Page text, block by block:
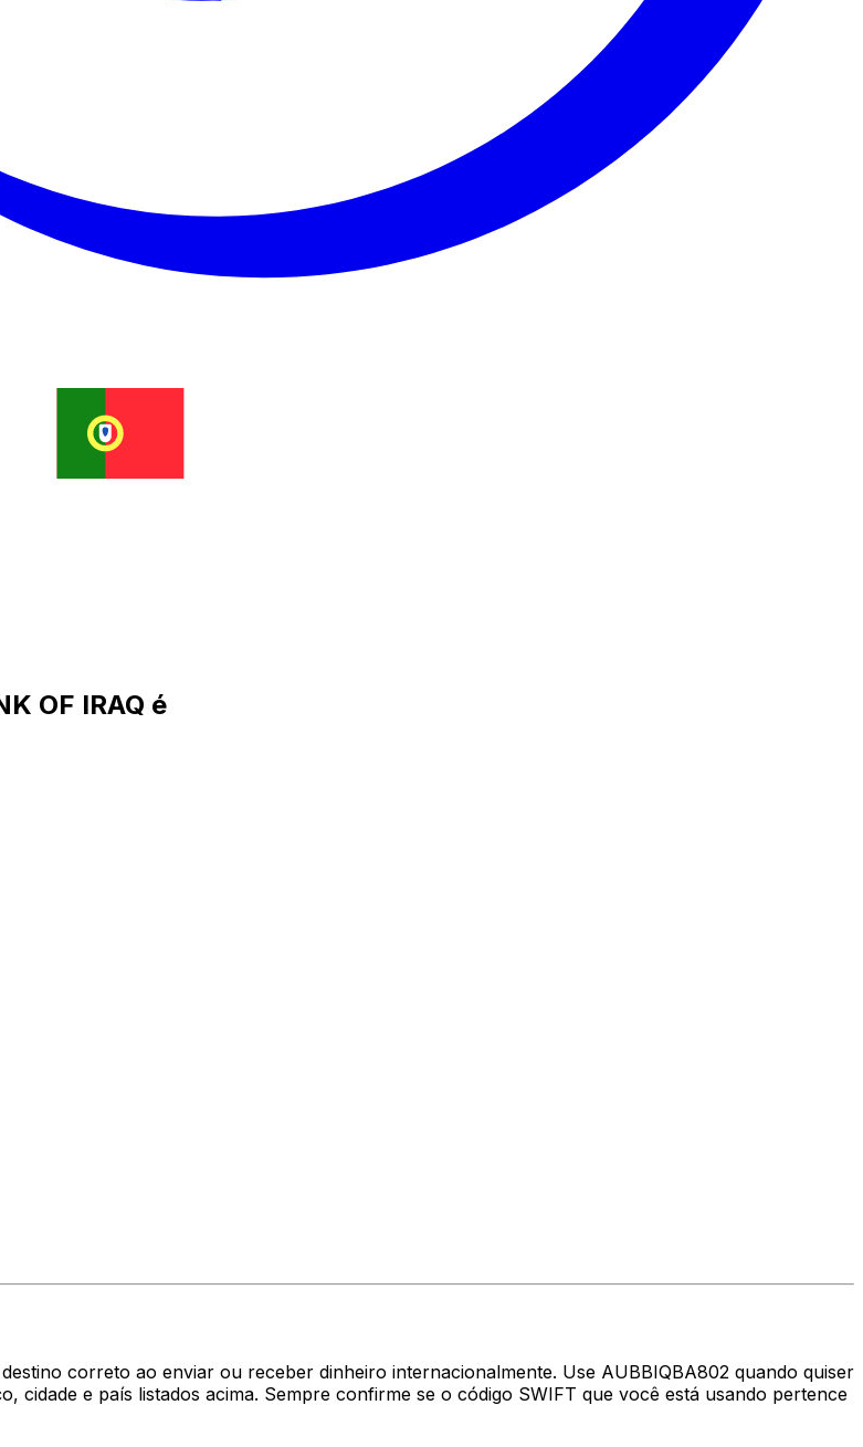
OF IRAQ é
correto ao enviar ou receber dinheiro internacionalmente. Use AUBBIQBA802 quando quiser
cidade e país listados acima. Sempre confirme se o código SWIFT que você está usando pertence